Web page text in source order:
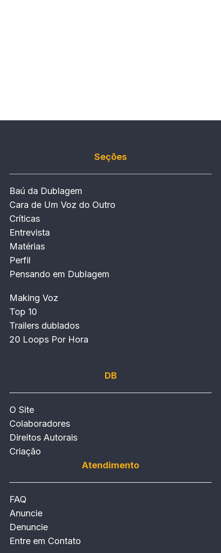
Seções
Baú da Dublagem
Cara de Um Voz do Outro
Críticas
Entrevista
Matérias
Perfil
Pensando em Dublagem
Making Voz
Top 10
Trailers dublados
20 Loops Por Hora
DB
O Site
Colaboradores
Direitos Autorais
Criação
Atendimento
FAQ
Anuncie
Denuncie
Entre em Contato